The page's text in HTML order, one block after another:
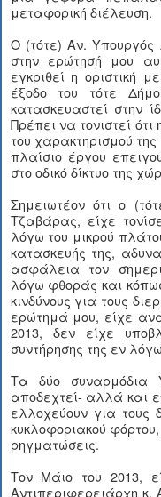
μεταφορική διέλευση.
Ο (τότε) Αν.
στην ερώτησή μου
εγκριθεί η οριστική
έξοδο του τότε
κατασκευαστεί στην
Πρέπει να τονιστεί
του χαρακτηρισμού
πλαίσιο έργου
στο οδικό δίκτυο της
Σημειωτέον ότι ο
Τζαβάρας, είχε
λόγω του μικρού
κατασκευής της,
ασφάλεια τον
λόγω φθοράς και
κινδύνους για τους
ερώτημά μου, είχε
2013, δεν είχε
συντήρησης της εν
Τα δύο συναρμόδια
αποδεχτεί- αλλά και
ελλοχεύουν για
κυκλοφοριακού
ρηγματώσεις.
Τον Μάιο του 2013,
Αντιπεριφερειάρχη